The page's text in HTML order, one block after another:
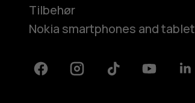
Tilbehør
Nokia smartphones and
FacebookInstagramTiktok Youtube